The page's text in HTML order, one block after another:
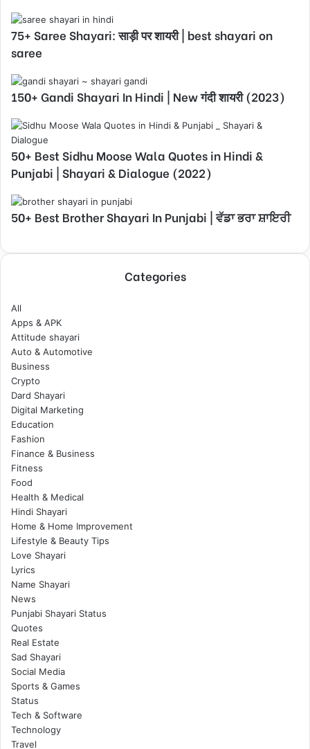
75+ Saree Shayari: साड़ी पर शायरी | best shayari on
saree
150+ Gandi Shayari In Hindi | New गंदी शायरी (2023)
50+ Best Sidhu Moose Wala Quotes in Hindi &
Punjabi | Shayari & Dialogue (2022)
50+ Best Brother Shayari In Punjabi | ਵੱਡਾ ਭਰਾ ਸ਼ਾਇਰੀ
Categories
All
Apps & APK
Attitude shayari
Auto & Automotive
Business
Crypto
Dard Shayari
Digital Marketing
Education
Fashion
Finance & Business
Fitness
Food
Health & Medical
Hindi Shayari
Home & Home Improvement
Lifestyle & Beauty Tips
Love Shayari
Lyrics
Name Shayari
News
Punjabi Shayari Status
Quotes
Real Estate
Sad Shayari
Social Media
Sports & Games
Status
Tech & Software
Technology
Travel